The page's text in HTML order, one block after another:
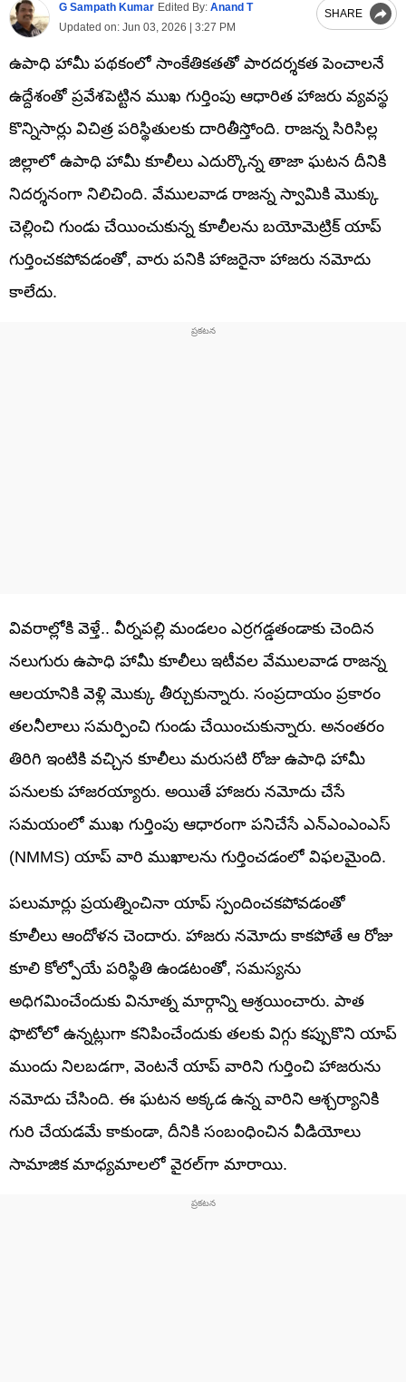
G Sampath Kumar Edited By: Anand T
Updated on: Jun 03, 2026 | 3:27 PM
SHARE
ఉపాధి హామీ పథకంలో సాంకేతికతతో పారదర్శకత పెంచాలనే
ఉద్దేశంతో ప్రవేశపెట్టిన ముఖ గుర్తింపు ఆధారిత హాజరు వ్యవస్థ
కొన్నిసార్లు విచిత్ర పరిస్థితులకు దారితీస్తోంది. రాజన్న సిరిసిల్ల
జిల్లాలో ఉపాధి హామీ కూలీలు ఎదుర్కొన్న తాజా ఘటన దీనికి
నిదర్శనంగా నిలిచింది. వేములవాడ రాజన్న స్వామికి మొక్కు
చెల్లించి గుండు చేయించుకున్న కూలీలను బయోమెట్రిక్ యాప్
గుర్తించకపోవడంతో, వారు పనికి హాజరైనా హాజరు నమోదు
కాలేదు.
వివరాల్లోకి వెళ్తే.. వీర్నపల్లి మండలం ఎర్రగడ్డతండాకు చెందిన
నలుగురు ఉపాధి హామీ కూలీలు ఇటీవల వేములవాడ రాజన్న
ఆలయానికి వెళ్లి మొక్కు తీర్చుకున్నారు. సంప్రదాయం ప్రకారం
తలనీలాలు సమర్పించి గుండు చేయించుకున్నారు. అనంతరం
తిరిగి ఇంటికి వచ్చిన కూలీలు మరుసటి రోజు ఉపాధి హామీ
పనులకు హాజరయ్యారు. అయితే హాజరు నమోదు చేసే
సమయంలో ముఖ గుర్తింపు ఆధారంగా పనిచేసే ఎన్ఎంఎంఎస్
(NMMS) యాప్ వారి ముఖాలను గుర్తించడంలో విఫలమైంది.
పలుమార్లు ప్రయత్నించినా యాప్ స్పందించకపోవడంతో
కూలీలు ఆందోళన చెందారు. హాజరు నమోదు కాకపోతే ఆ రోజు
కూలి కోల్పోయే పరిస్థితి ఉండటంతో, సమస్యను
అధిగమించేందుకు వినూత్న మార్గాన్ని ఆశ్రయించారు. పాత
ఫొటోలో ఉన్నట్లుగా కనిపించేందుకు తలకు విగ్గు కప్పుకొని యాప్
ముందు నిలబడగా, వెంటనే యాప్ వారిని గుర్తించి హాజరును
నమోదు చేసింది. ఈ ఘటన అక్కడ ఉన్న వారిని ఆశ్చర్యానికి
గురి చేయడమే కాకుండా, దీనికి సంబంధించిన వీడియోలు
సామాజిక మాధ్యమాలలో వైరల్‌గా మారాయి.